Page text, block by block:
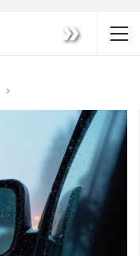
»